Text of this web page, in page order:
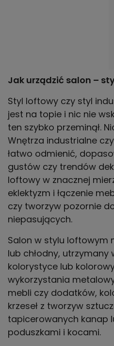
Jak urządzić salon –
Styl loftowy czy styl
jest na topie i nic nie
ten szybko przeminął.
Wnętrza industrialne
łatwo odmienić,
gustów czy trendów
loftowy w znacznej
eklektyzm i łączenie
czy tworzyw pozornie
niepasujących.
Salon w stylu loftowym
lub chłodny, utrzymany
kolorystyce lub
wykorzystania
mebli czy dodatków,
krzeseł z tworzyw
tapicerowanych kanap
poduszkami i kocami.